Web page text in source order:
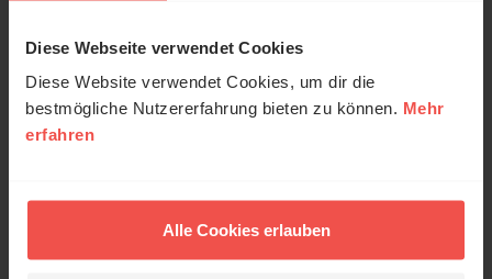
Diese Webseite verwendet Cookies
Diese Website verwendet Cookies, um dir die
bestmögliche Nutzererfahrung bieten zu können. Mehr
erfahren
Alle Cookies erlauben
Verbesserung unseres Online-Angebots
Ihrer Daten an Dritte. Näheres siehe
Datenschutzerklärung .
Veröffentlichung besteht nicht. Bitte beachten Sie beim